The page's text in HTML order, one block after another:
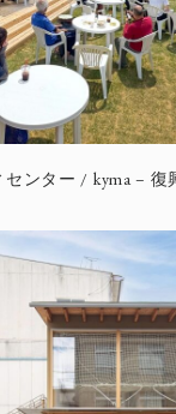
ンター / kyma – 復